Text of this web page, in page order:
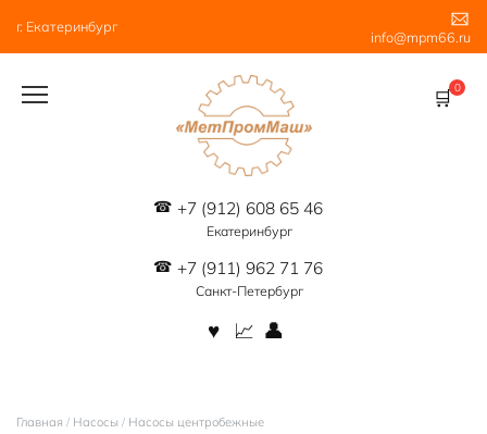
содержанию
г. Екатеринбург
info@mpm66.ru
+7 (912) 608 65 46
Екатеринбург
+7 (911) 962 71 76
Санкт-Петербург
0
Главная / Насосы / Насосы центробежные